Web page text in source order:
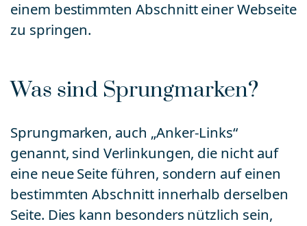
einem bestimmten Abschnitt einer Webseite
zu springen.
Was sind Sprungmarken?
Sprungmarken, auch „Anker-Links“
genannt, sind Verlinkungen, die nicht auf
eine neue Seite führen, sondern auf einen
bestimmten Abschnitt innerhalb derselben
Seite. Dies kann besonders nützlich sein,